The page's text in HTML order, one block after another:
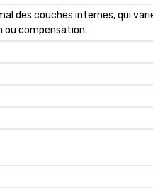
des couches internes, qui
compensation.